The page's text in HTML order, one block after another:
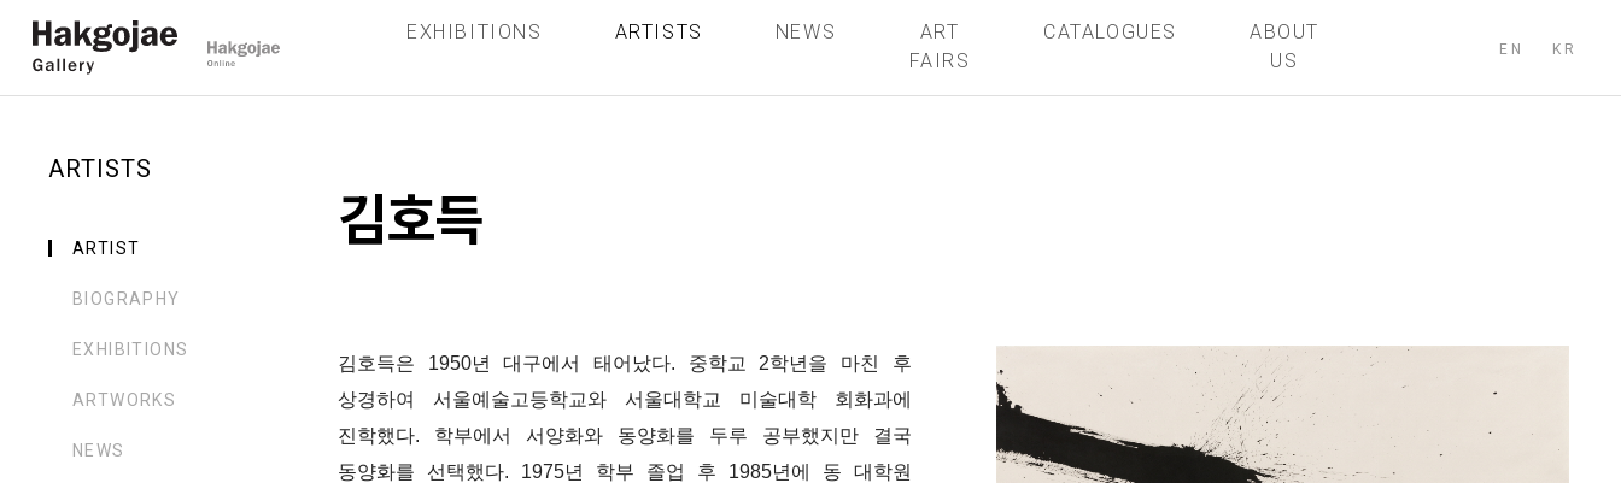
EXHIBITIONS ARTISTS NEWS
ART
FAIRS
CATALOGUES
ABOUT
US
EN KR
ARTISTS
ARTIST
BIOGRAPHY
EXHIBITIONS
ARTWORKS
NEWS
김호득
김호득은 1950년 대구에서 태어났다. 중학교 2학년을 마친 후
상경하여 서울예술고등학교와 서울대학교 미술대학 회화과에
진학했다. 학부에서 서양화와 동양화를 두루 공부했지만 결국
동양화를 선택했다. 1975년 학부 졸업 후 1985년에 동 대학원